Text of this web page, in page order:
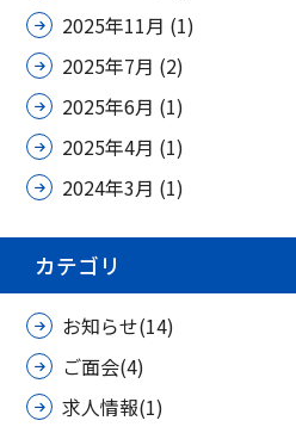
2025年11月 (1)
2025年7月 (2)
2025年6月 (1)
2025年4月 (1)
2024年3月 (1)
カテゴリ
お知らせ(14)
ご面会(4)
求人情報(1)